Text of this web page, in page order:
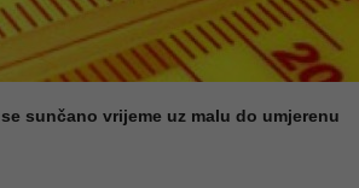
sunčano vrijeme uz malu do umjerenu